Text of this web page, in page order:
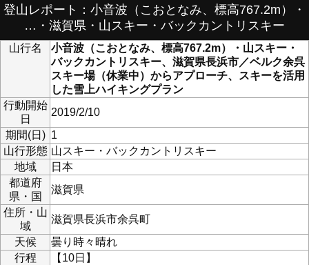
登山レポート：小音波（こおとなみ、標高767.2m）・
…・滋賀県・山スキー・バックカントリスキー
山行名
小音波（こおとなみ、標高767.2m）・山スキー・
バックカントリスキー、滋賀県長浜市／ベルク余呉
スキー場（休業中）からアプローチ、スキーを活用
した雪上ハイキングプラン
行動開始
日
2019/2/10
期間(日) 1
山行形態 山スキー・バックカントリスキー
地域
日本
都道府
県・国
滋賀県
住所・山
域
滋賀県長浜市余呉町
天候
曇り時々晴れ
行程
【10日】